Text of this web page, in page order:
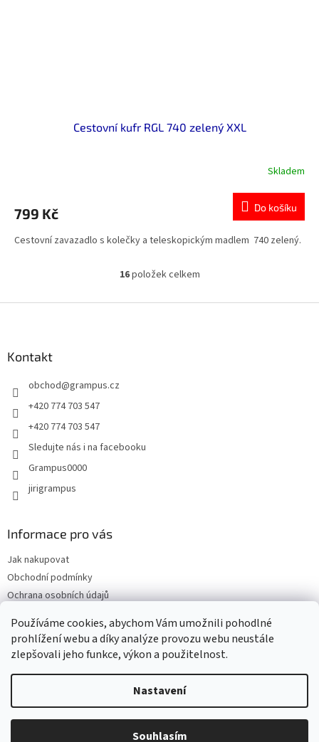
Používáme cookies, abychom Vám umožnili pohodlné
prohlížení webu a díky analýze provozu webu neustále
zlepšovali jeho funkce, výkon a použitelnost.
Nastavení
Souhlasím
Cestovní kufr RGL 740 zelený XXL
je
z
Skladem
799 Kč Do košíku
Cestovní zavazadlo s kolečky a teleskopickým madlem 740 zelený.
O
l
16položek celkem
Kontakt
obchod@grampus.cz
+420 774 703 547
+420 774 703 547
Sledujte nás i na facebooku
Grampus0000
jirigrampus
Informace pro vás
Jak nakupovat
Obchodní podmínky
Ochrana osobních údajů
Doprava a platba
Vytvořil Shoptet
Grampus. Všechna práva vyhrazena.